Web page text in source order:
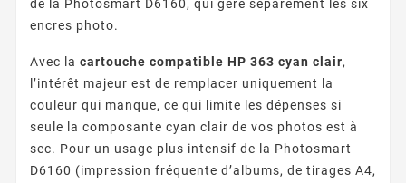
de la Photosmart D6160, qui gère séparément les six
encres photo.
Avec la cartouche compatible HP 363 cyan clair,
l’intérêt majeur est de remplacer uniquement la
couleur qui manque, ce qui limite les dépenses si
seule la composante cyan clair de vos photos est à
sec. Pour un usage plus intensif de la Photosmart
D6160 (impression fréquente d’albums, de tirages A4,